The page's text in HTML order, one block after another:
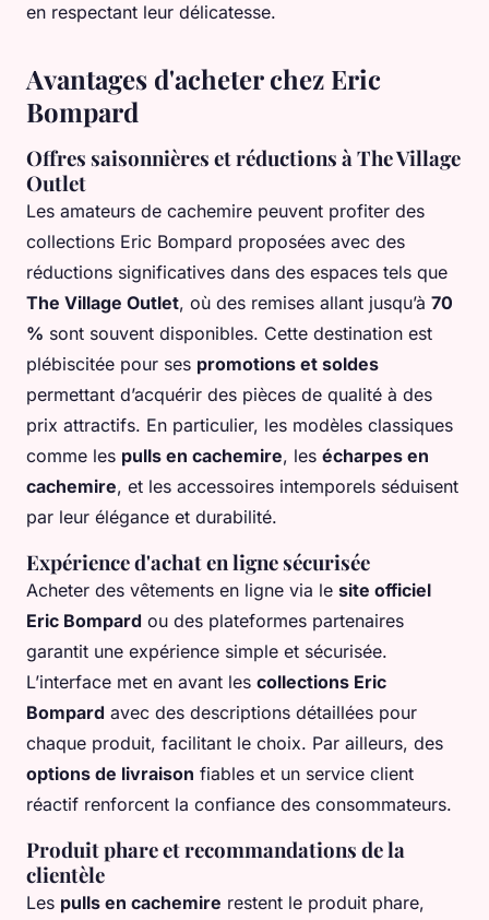
en respectant leur délicatesse.
Avantages d'acheter chez Eric
Bompard
Offres saisonnières et réductions à The Village
Outlet
Les amateurs de cachemire peuvent profiter des
collections Eric Bompard proposées avec des
réductions significatives dans des espaces tels que
The Village Outlet, où des remises allant jusqu’à 70
% sont souvent disponibles. Cette destination est
plébiscitée pour ses promotions et soldes
permettant d’acquérir des pièces de qualité à des
prix attractifs. En particulier, les modèles classiques
comme les pulls en cachemire, les écharpes en
cachemire, et les accessoires intemporels séduisent
par leur élégance et durabilité.
Expérience d'achat en ligne sécurisée
Acheter des vêtements en ligne via le site officiel
Eric Bompard ou des plateformes partenaires
garantit une expérience simple et sécurisée.
L’interface met en avant les collections Eric
Bompard avec des descriptions détaillées pour
chaque produit, facilitant le choix. Par ailleurs, des
options de livraison fiables et un service client
réactif renforcent la confiance des consommateurs.
Produit phare et recommandations de la
clientèle
Les pulls en cachemire restent le produit phare,